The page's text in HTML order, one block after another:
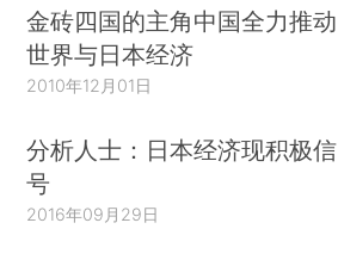
金砖四国的主角中国全力推动
世界与日本经济
2010年12月01日
分析人士：日本经济现积极信
号
2016年09月29日